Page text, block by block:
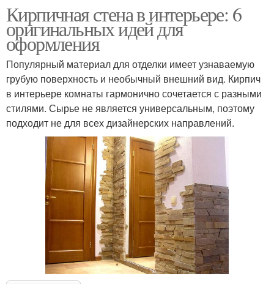
Кирпичная стена в интерьере: 6
оригинальных идей для
оформления
Популярный материал для отделки имеет узнаваемую
грубую поверхность и необычный внешний вид. Кирпич
в интерьере комнаты гармонично сочетается с разными
стилями. Сырье не является универсальным, поэтому
подходит не для всех дизайнерских направлений.